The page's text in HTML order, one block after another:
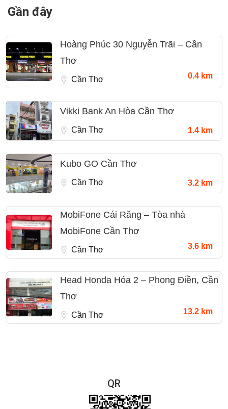
Gần đây
Hoàng Phúc 30 Nguyễn Trãi – Cần
Thơ
Cần Thơ 0.4 km
Vikki Bank An Hòa Cần Thơ
Cần Thơ 1.4 km
Kubo GO Cần Thơ
Cần Thơ 3.2 km
MobiFone Cái Răng – Tòa nhà
MobiFone Cần Thơ
Cần Thơ 3.6 km
Head Honda Hóa 2 – Phong Điền, Cần
Thơ
Cần Thơ 13.2 km
QR